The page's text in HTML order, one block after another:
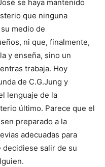
se haya mantenido
que ninguna
medio de
ni que, finalmente,
y enseña, sino un
trabaja. Hoy
de C.G.Jung y
lenguaje de la
último. Parece que el
preparado a la
adecuadas para
decidiese salir de su